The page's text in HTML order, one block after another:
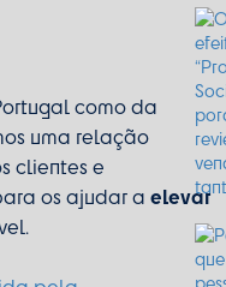
como da
uma relação
clientes e
os ajudar a elevar